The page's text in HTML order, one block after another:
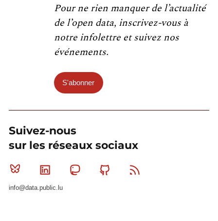
Pour ne rien manquer de l’actualité
de l’open data, inscrivez-vous à
notre infolettre et suivez nos
événements.
S'abonner
Suivez-nous
sur les réseaux sociaux
Bluesky Linkedin MastodonGithub
info@data.public.lu